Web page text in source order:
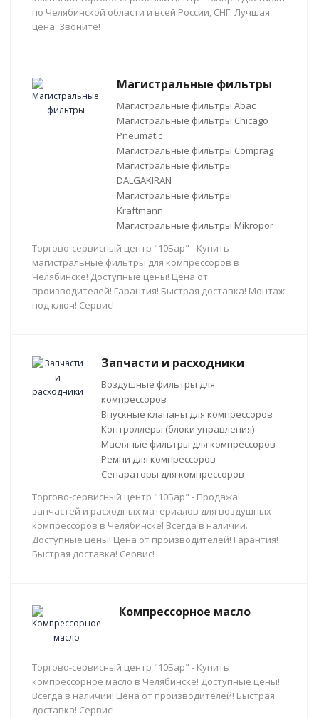
по Челябинской области и всей России, СНГ. Лучшая
цена. Звоните!
Магистральные фильтры
Магистральные фильтры Abac
Магистральные фильтры Chicago
Pneumatic
Магистральные фильтры Comprag
Магистральные фильтры
DALGAKIRAN
Магистральные фильтры
Kraftmann
Магистральные фильтры Mikropor
Торгово-сервисный центр "10Бар" - Купить
магистральные фильтры для компрессоров в
Челябинске! Доступные цены! Цена от
производителей! Гарантия! Быстрая доставка! Монтаж
под ключ! Сервис!
Запчасти и расходники
Воздушные фильтры для
компрессоров
Впускные клапаны для компрессоров
Контроллеры (блоки управления)
Масляные фильтры для компрессоров
Ремни для компрессоров
Сепараторы для компрессоров
Торгово-сервисный центр "10Бар" - Продажа
запчастей и расходных материалов для воздушных
компрессоров в Челябинске! Всегда в наличии.
Доступные цены! Цена от производителей! Гарантия!
Быстрая доставка! Сервис!
Компрессорное масло
Торгово-сервисный центр "10Бар" - Купить
компрессорное масло в Челябинске! Доступные цены!
Всегда в наличии! Цена от производителей! Быстрая
доставка! Сервис!